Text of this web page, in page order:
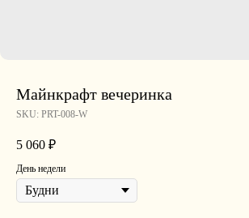
Майнкрафт вечеринка
SKU: PRT-008-W
5 060 ₽
День недели